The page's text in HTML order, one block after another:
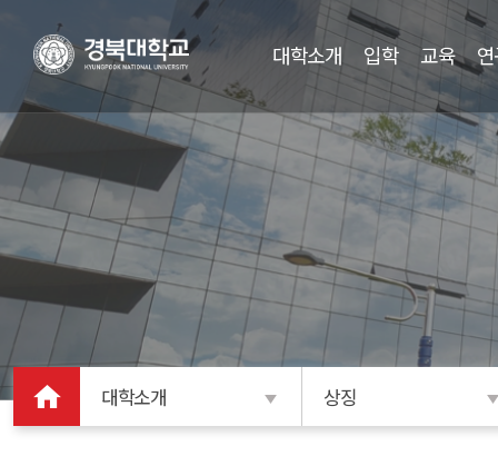
대학소개 입학 교육
대학소개 상징